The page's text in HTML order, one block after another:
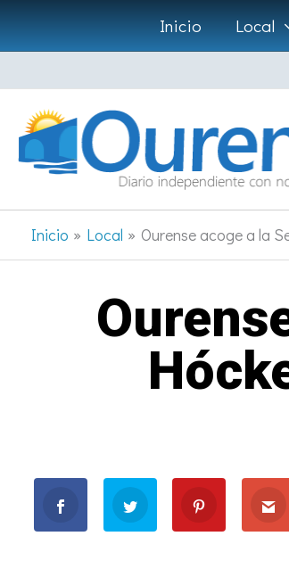
Ir
al
contenido
Inicio Local
Inicio Local Ourense acoge a la